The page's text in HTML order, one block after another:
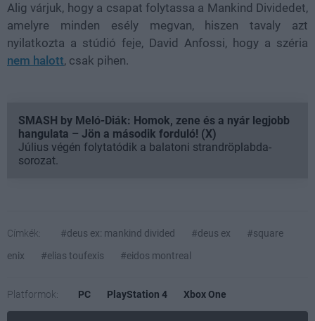
Alig várjuk, hogy a csapat folytassa a Mankind Dividedet,
amelyre minden esély megvan, hiszen tavaly azt
nyilatkozta a stúdió feje, David Anfossi, hogy a széria
nem halott, csak pihen.
SMASH by Meló-Diák: Homok, zene és a nyár legjobb
hangulata – Jön a második forduló! (X)
Július végén folytatódik a balatoni strandröplabda-
sorozat.
Címkék: #deus ex: mankind divided #deus ex
#square
enix
#elias toufexis #eidos montreal
Platformok: PC PlayStation 4 Xbox One